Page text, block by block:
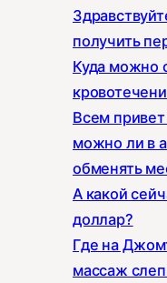
получить
Куда можно
Всем
можно ли в
обменять
А какой
доллар?
Где на
массаж